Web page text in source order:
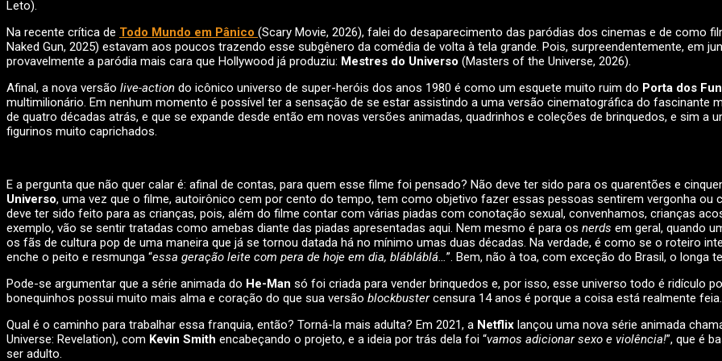
Leto).
Na recente crítica de Todo Mundo em Pânico (Scary Movie, 2026), falei do desaparecimento das paródias dos cinemas e de como
Naked Gun, 2025) estavam aos poucos trazendo esse subgênero da comédia de volta à tela grande. Pois, surpreendentemente, em
provavelmente a paródia mais cara que Hollywood já produziu: Mestres do Universo (Masters of the Universe, 2026).
Afinal, a nova versão live-action do icônico universo de super-heróis dos anos 1980 é como um esquete muito ruim do Porta dos
multimilionário. Em nenhum momento é possível ter a sensação de se estar assistindo a uma versão cinematográfica do
de quatro décadas atrás, e que se expande desde então em novas versões animadas, quadrinhos e coleções de brinquedos, e sim
figurinos muito caprichados.
E a pergunta que não quer calar é: afinal de contas, para quem esse filme foi pensado? Não deve ter sido para os quarentões e
Universo, uma vez que o filme, autoirônico cem por cento do tempo, tem como objetivo fazer essas pessoas sentirem vergonha ou
deve ter sido feito para as crianças, pois, além do filme contar com várias piadas com conotação sexual, convenhamos, crianças
exemplo, vão se sentir tratadas como amebas diante das piadas apresentadas aqui. Nem mesmo é para os nerds em geral, quando
os fãs de cultura pop de uma maneira que já se tornou datada há no mínimo umas duas décadas. Na verdade, é como se o roteiro
enche o peito e resmunga “essa geração leite com pera de hoje em dia, blábláblá…”. Bem, não à toa, com exceção do Brasil, o longa
Pode-se argumentar que a série animada do He-Man só foi criada para vender brinquedos e, por isso, esse universo todo é ridículo
bonequinhos possui muito mais alma e coração do que sua versão blockbustercensura 14 anos é porque a coisa está realmente feia.
Qual é o caminho para trabalhar essa franquia, então? Torná-la mais adulta? Em 2021, a Netflix lançou uma nova série animada
Universe: Revelation), com Kevin Smith encabeçando o projeto, e a ideia por trás dela foi “vamos adicionar sexo e violência!”, que é
ser adulto.